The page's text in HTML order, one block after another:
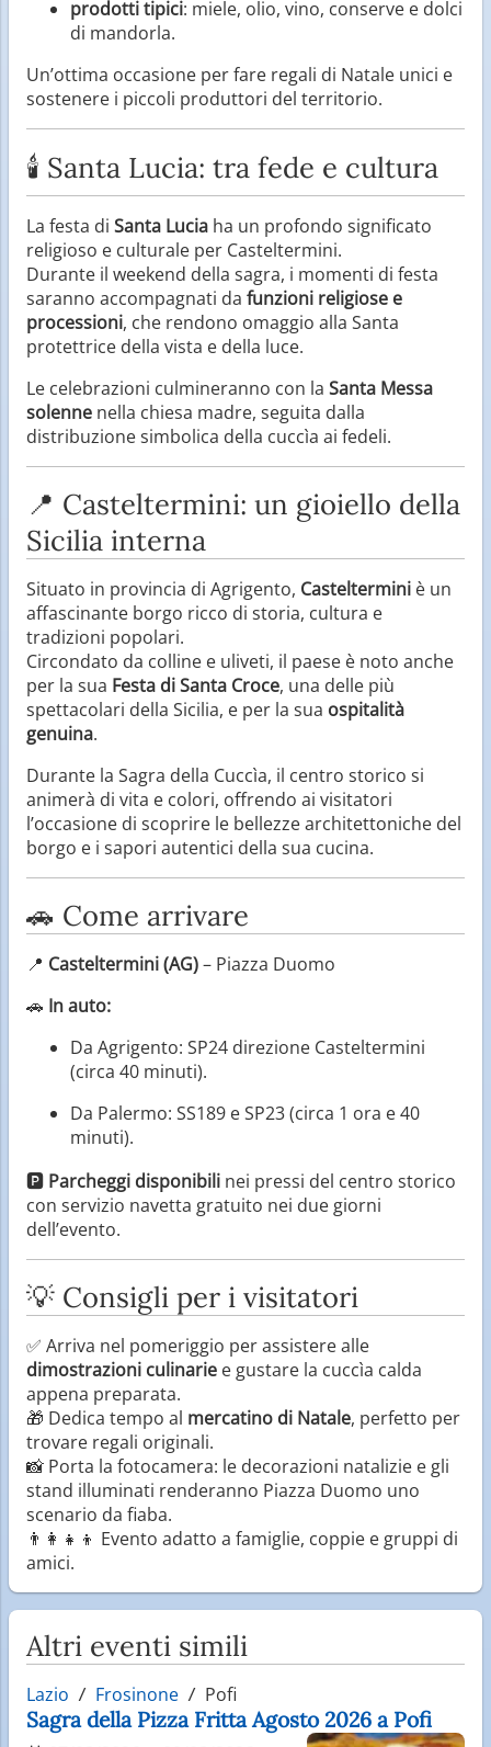
prodotti tipici: miele, olio, vino, conserve e dolci
di mandorla.
Un’ottima occasione per fare regali di Natale unici e
sostenere i piccoli produttori del territorio.
🕯️ Santa Lucia: tra fede e cultura
La festa di Santa Lucia ha un profondo significato
religioso e culturale per Casteltermini.
Durante il weekend della sagra, i momenti di festa
saranno accompagnati da funzioni religiose e
processioni, che rendono omaggio alla Santa
protettrice della vista e della luce.
Le celebrazioni culmineranno con la Santa Messa
solenne nella chiesa madre, seguita dalla
distribuzione simbolica della cuccìa ai fedeli.
📍 Casteltermini: un gioiello della
Sicilia interna
Situato in provincia di Agrigento, Casteltermini è un
affascinante borgo ricco di storia, cultura e
tradizioni popolari.
Circondato da colline e uliveti, il paese è noto anche
per la sua Festa di Santa Croce, una delle più
spettacolari della Sicilia, e per la sua ospitalità
genuina.
Durante la Sagra della Cuccìa, il centro storico si
animerà di vita e colori, offrendo ai visitatori
l’occasione di scoprire le bellezze architettoniche del
borgo e i sapori autentici della sua cucina.
🚗 Come arrivare
📍 Casteltermini (AG)– Piazza Duomo
🚗 In auto:
Da Agrigento: SP24 direzione Casteltermini
(circa 40 minuti).
Da Palermo: SS189 e SP23 (circa 1 ora e 40
minuti).
🅿️ Parcheggi disponibili nei pressi del centro storico
con servizio navetta gratuito nei due giorni
dell’evento.
💡 Consigli per i visitatori
✅ Arriva nel pomeriggio per assistere alle
dimostrazioni culinarie e gustare la cuccìa calda
appena preparata.
🎁 Dedica tempo al mercatino di Natale, perfetto per
trovare regali originali.
📸 Porta la fotocamera: le decorazioni natalizie e gli
stand illuminati renderanno Piazza Duomo uno
scenario da fiaba.
👨‍👩‍👧‍👦 Evento adatto a famiglie, coppie e gruppi di
amici.
Altri eventi simili
Lazio Frosinone Pofi
Sagra della Pizza Fritta Agosto 2026 a Pofi